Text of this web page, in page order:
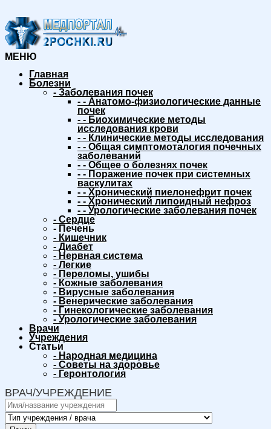
МЕНЮ
Главная
Болезни
- Заболевания почек
- - Анатомо-физиологические данные
почек
- - Биохимические методы
исследования крови
- - Клинические методы исследования
- - Общая симптомоталогия почечных
заболеваний
- - Общее о болезнях почек
- - Поражение почек при системных
васкулитах
- - Хронический пиелонефрит почек
- - Хронический липоидный нефроз
- - Урологические заболевания почек
- Сердце
- Печень
- Кишечник
- Диабет
- Нервная система
- Легкие
- Переломы, ушибы
- Кожные заболевания
- Вирусные заболевания
- Венерические заболевания
- Гинекологические заболевания
- Урологические заболевания
Врачи
Учреждения
Статьи
- Народная медицина
- Советы на здоровье
- Геронтология
ВРАЧ/УЧРЕЖДЕНИЕ